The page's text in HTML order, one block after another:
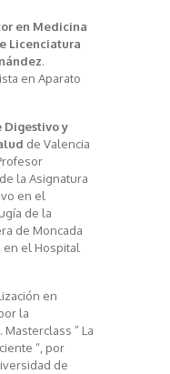
en Medicina
Licenciatura
.
en Aparato
Digestivo y
de Valencia
la Asignatura
en el
de la
de Moncada
en el Hospital
en
la
” La
“, por
de